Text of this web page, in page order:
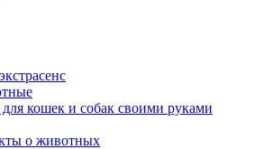
кошек и собак своими руками
о животных